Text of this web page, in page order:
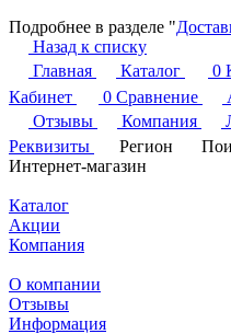
Подробнее в разделе "
Назад к списку
Главная
Каталог 0
Кабинет
0 Сравнение
Отзывы
Компания
Реквизиты
Регион
Интернет-магазин
Каталог
Акции
Компания
О компании
Отзывы
Информация